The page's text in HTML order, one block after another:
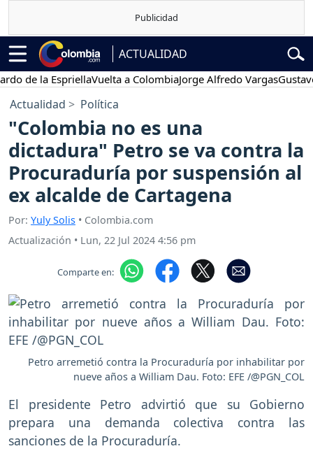
ACTUALIDAD
la EspriellaVuelta a ColombiaJorge Alfredo VargasGustavo
Actualidad Política
"Colombia no es una
dictadura" Petro se va contra la
Procuraduría por suspensión al
ex alcalde de Cartagena
Por: Yuly Solis • Colombia.com
Actualización • Lun, 22 Jul 2024 4:56 pm
Comparte en:
Petro arremetió contra la Procuraduría por inhabilitar por
nueve años a William Dau. Foto: EFE /@PGN_COL
El presidente Petro advirtió que su Gobierno
prepara una demanda colectiva contra las
sanciones de la Procuraduría.